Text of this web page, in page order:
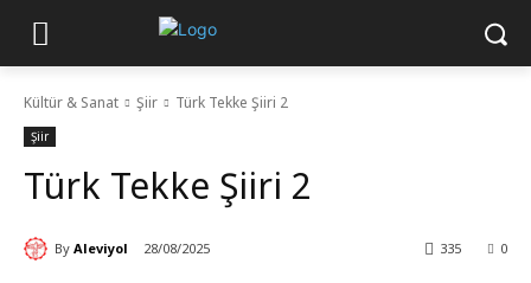
Kültür & Sanat Şiir Türk Tekke Şiiri 2
Şiir
Türk Tekke Şiiri 2
By Aleviyol 28/08/2025 0
335